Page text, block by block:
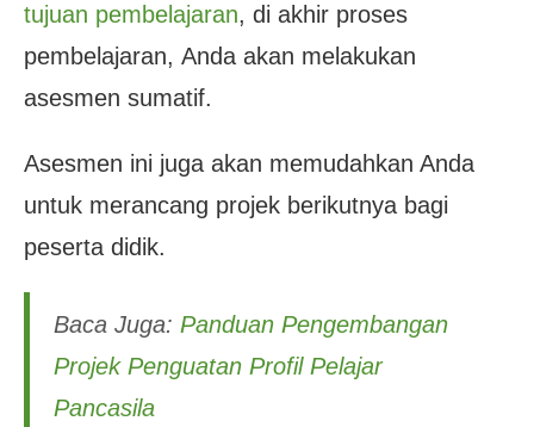
tujuan pembelajaran, di akhir proses
pembelajaran, Anda akan melakukan
asesmen sumatif.
Asesmen ini juga akan memudahkan Anda
untuk merancang projek berikutnya bagi
peserta didik.
Baca Juga: Panduan Pengembangan
Projek Penguatan Profil Pelajar
Pancasila